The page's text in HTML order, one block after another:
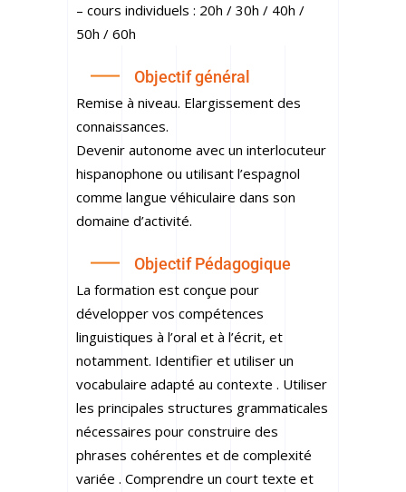
– cours individuels : 20h / 30h / 40h /
50h / 60h
Objectif général
Remise à niveau. Elargissement des
connaissances.
Devenir autonome avec un interlocuteur
hispanophone ou utilisant l’espagnol
comme langue véhiculaire dans son
domaine d’activité.
Objectif Pédagogique
La formation est conçue pour
développer vos compétences
linguistiques à l’oral et à l’écrit, et
notamment. Identifier et utiliser un
vocabulaire adapté au contexte . Utiliser
les principales structures grammaticales
nécessaires pour construire des
phrases cohérentes et de complexité
variée . Comprendre un court texte et